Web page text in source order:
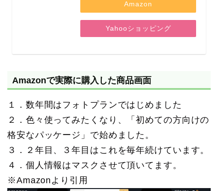
Amazon
Yahooショッピング
Amazonで実際に購入した商品画面
１．数年間はフォトプランではじめました
２．色々使ってみたくなり、「初めての方向けの
格安なパッケージ」で始めました。
３．２年目、３年目はこれを毎年続けています。
４．個人情報はマスクさせて頂いてます。
※Amazonより引用